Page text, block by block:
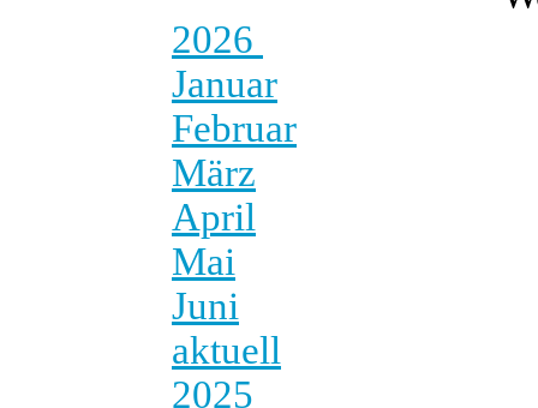
2026
Januar
Februar
März
April
Mai
Juni
aktuell
2025